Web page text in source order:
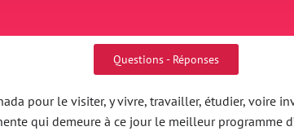
Questions - Réponses
pour le visiter, y vivre, travailler, étudier, voire
qui demeure à ce jour le meilleur programme